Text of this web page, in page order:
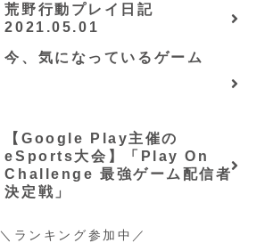
荒野行動プレイ日記
2021.05.01
今、気になっているゲーム
【Google Play主催の
eSports大会】「Play On
Challenge 最強ゲーム配信者
決定戦」
＼ランキング参加中／